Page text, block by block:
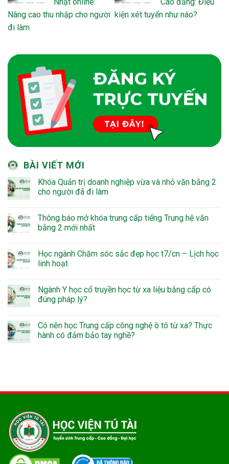
Nâng cao thu nhập cho người
đi làm
kiện xét tuyển như nào?
BÀI VIẾT MỚI
Khóa Quản trị doanh nghiệp vừa và nhỏ văn bằng 2
cho người đã đi làm
Thông báo mở khóa trung cấp tiếng Trung hệ văn
bằng 2 mới nhất
Học ngành Chăm sóc sắc đẹp học t7/cn – Lịch học
linh hoạt
Ngành Y học cổ truyền học từ xa liệu bằng cấp có
đúng pháp lý?
Có nên học Trung cấp công nghệ ô tô từ xa? Thực
hành có đảm bảo tay nghề?